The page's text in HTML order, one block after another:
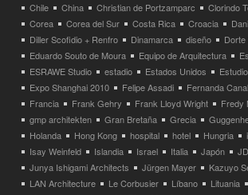
Chile
China Christian de Portzamparc Clorindo
Corea
Corea del Sur Costa Rica Croacia
Diller Scofidio + Renfro
Dinamarca diseño
Eduardo Souto de Moura
Equipo de Arquitectura
ESRAWE Studio
estadio Estados Unidos
Expo Shanghai 2010
Felipe Assadi Fernanda
Francia
Frank Gehry Frank Lloyd Wright Fredy
gmp architekten
Gran Bretaña Grecia
Holanda
Hong Kong hospital hotel Hungria
Isay Weinfeld
Islandia Israel Italia Japón
Junya Ishigami Architects
Jürgen Mayer Kazuyo
LAN Architecture
Le Corbusier Líbano Lituania